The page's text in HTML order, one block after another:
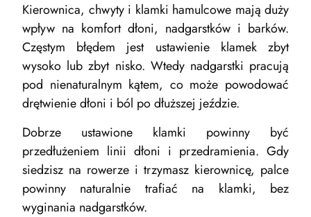
Kierownica, chwyty i klamki hamulcowe mają duży
wpływ na komfort dłoni, nadgarstków i barków.
Częstym błędem jest ustawienie klamek zbyt
wysoko lub zbyt nisko. Wtedy nadgarstki pracują
pod nienaturalnym kątem, co może powodować
drętwienie dłoni i ból po dłuższej jeździe.
Dobrze ustawione klamki powinny być
przedłużeniem linii dłoni i przedramienia. Gdy
siedzisz na rowerze i trzymasz kierownicę, palce
powinny naturalnie trafiać na klamki, bez
wyginania nadgarstków.